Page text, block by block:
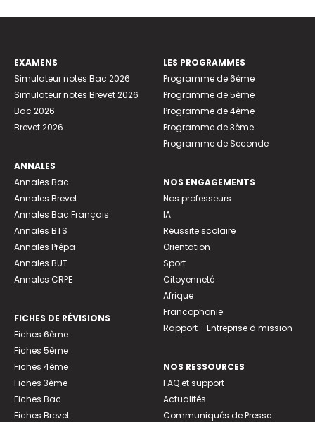
EXAMENS
Simulateur notes Bac 2026
Simulateur notes Brevet 2026
Bac 2026
Brevet 2026
ANNALES
Annales Bac
Annales Brevet
Annales Bac Français
Annales BTS
Annales Prépa
Annales BUT
Annales CRPE
FICHES DE RÉVISIONS
Fiches 6ème
Fiches 5ème
Fiches 4ème
Fiches 3ème
Fiches Bac
Fiches Brevet
LES PROGRAMMES
Programme de 6ème
Programme de 5ème
Programme de 4ème
Programme de 3ème
Programme de Seconde
NOS ENGAGEMENTS
Nos professeurs
IA
Réussite scolaire
Orientation
Sport
Citoyenneté
Afrique
Francophonie
Rapport - Entreprise à mission
NOS RESSOURCES
FAQ et support
Actualités
Communiqués de Presse